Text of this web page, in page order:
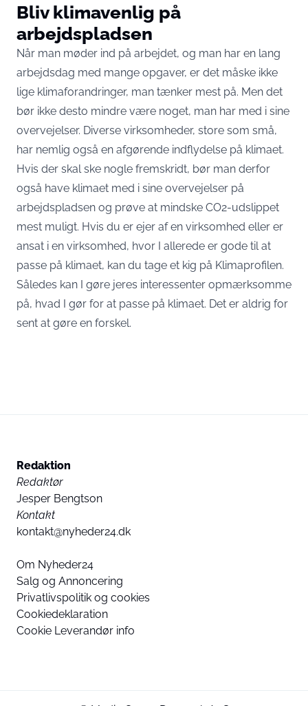
Bliv klimavenlig på
arbejdspladsen
Når man møder ind på arbejdet, og man har en lang
arbejdsdag med mange opgaver, er det måske ikke
lige klimaforandringer, man tænker mest på. Men det
bør ikke desto mindre være noget, man har med i sine
overvejelser. Diverse virksomheder, store som små,
har nemlig også en afgørende indflydelse på klimaet.
Hvis der skal ske nogle fremskridt, bør man derfor
også have klimaet med i sine overvejelser på
arbejdspladsen og prøve at mindske CO2-udslippet
mest muligt. Hvis du er ejer af en virksomhed eller er
ansat i en virksomhed, hvor I allerede er gode til at
passe på klimaet, kan du tage et kig på Klimaprofilen.
Således kan I gøre jeres interessenter opmærksomme
på, hvad I gør for at passe på klimaet. Det er aldrig for
sent at gøre en forskel.
Redaktion
Redaktør
Jesper Bengtson
Kontakt
kontakt@nyheder24.dk
Om Nyheder24
Salg og Annoncering
Privatlivspolitik og cookies
Cookiedeklaration
Cookie Leverandør info